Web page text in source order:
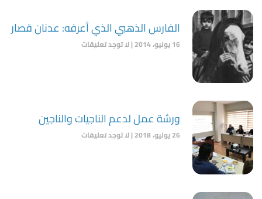
الفارس الذهبي الذي أعرفه: عدنان قصار
16 يونيو، 2014 لا توجد تعليقات
ورشة عمل لدعم الناجيات والناجين
26 يوليو، 2018 لا توجد تعليقات